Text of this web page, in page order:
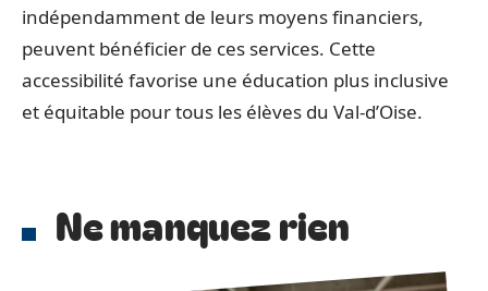
indépendamment de leurs moyens financiers,
peuvent bénéficier de ces services. Cette
accessibilité favorise une éducation plus inclusive
et équitable pour tous les élèves du Val-d’Oise.
Ne manquez rien